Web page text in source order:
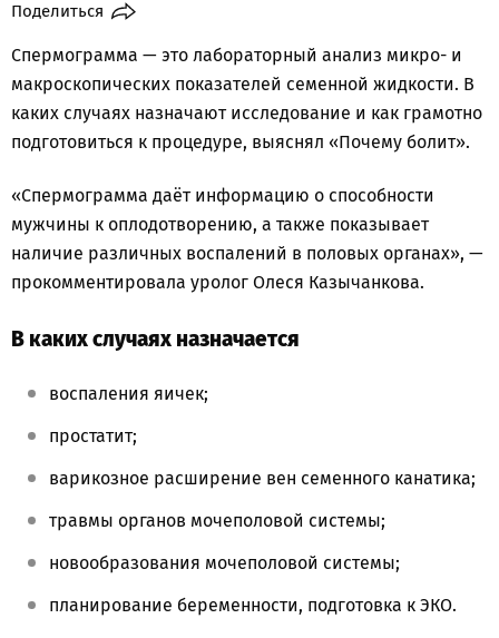
Поделиться
Спермограмма — это лабораторный анализ микро- и
макроскопических показателей семенной жидкости. В
каких случаях назначают исследование и как грамотно
подготовиться к процедуре, выяснял «Почему болит».
«Спермограмма даёт информацию о способности
мужчины к оплодотворению, а также показывает
наличие различных воспалений в половых органах», —
прокомментировала уролог Олеся Казычанкова.
В каких случаях назначается
воспаления яичек;
простатит;
варикозное расширение вен семенного канатика;
травмы органов мочеполовой системы;
новообразования мочеполовой системы;
планирование беременности, подготовка к ЭКО.